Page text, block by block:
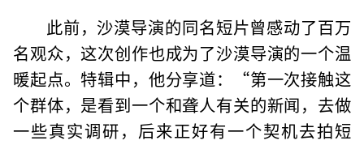
此前，沙漠导演的同名短片曾感动了百万
名观众，这次创作也成为了沙漠导演的一个温
暖起点。特辑中，他分享道：“第一次接触这
个群体，是看到一个和聋人有关的新闻，去做
一些真实调研，后来正好有一个契机去拍短